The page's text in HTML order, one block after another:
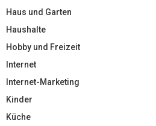
Haus und Garten
Haushalte
Hobby und Freizeit
Internet
Internet-Marketing
Kinder
Küche